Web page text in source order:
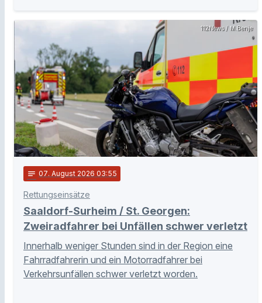
112News / M.Benje
notes 07. August 2026 03:55
Rettungseinsätze
Saaldorf-Surheim / St. Georgen:
Zweiradfahrer bei Unfällen schwer verletzt
Innerhalb weniger Stunden sind in der Region eine
Fahrradfahrerin und ein Motorradfahrer bei
Verkehrsunfällen schwer verletzt worden.